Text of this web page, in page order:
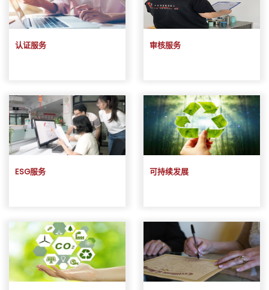
认证服务 审核服务
ESG服务 可持续发展